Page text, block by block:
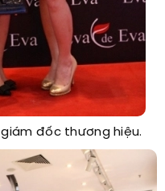
đốc thương hiệu.